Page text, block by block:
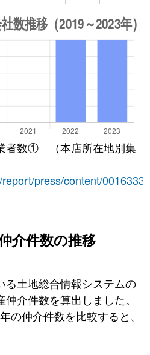
者数① （本店所在地別集
press/content/
介件数の推移
る土地総合情報システムの
介件数を算出しました。
の仲介件数を比較すると、